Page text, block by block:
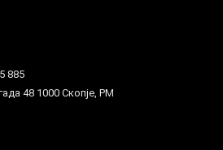
885
48 1000 Скопје, РМ